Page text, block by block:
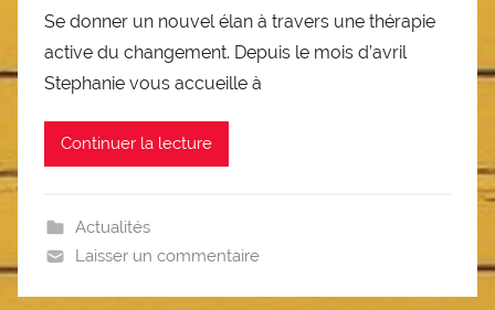
Se donner un nouvel élan à travers une thérapie
active du changement. Depuis le mois d’avril
Stephanie vous accueille à
Continuer la lecture
Actualités
Laisser un commentaire